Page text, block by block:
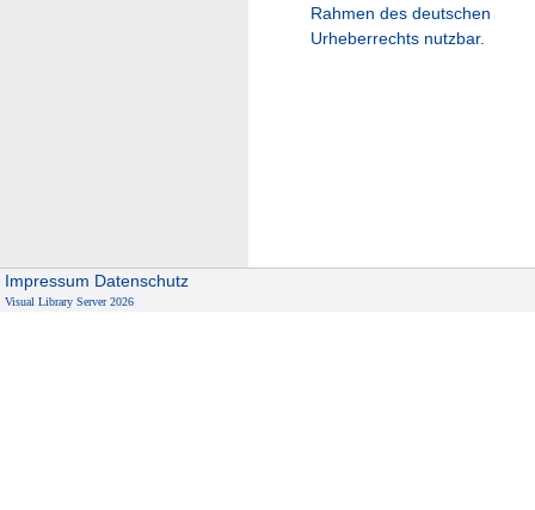
Rahmen des deutschen
Urheberrechts nutzbar.
Impressum Datenschutz
Visual Library Server 2026